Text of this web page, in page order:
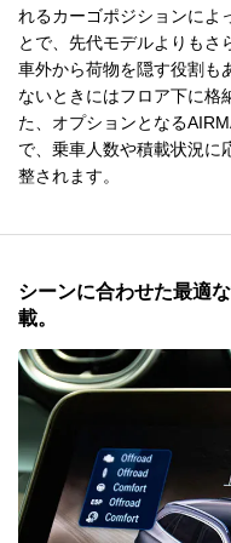
れるカーゴポジションによ
とで、先代モデルよりもさ
車外から荷物を隠す役割も
ないときにはフロア下に格
た、オプションとなる
で、乗車人数や積載状況に
整されます。
シーンに合わせた最適
載。